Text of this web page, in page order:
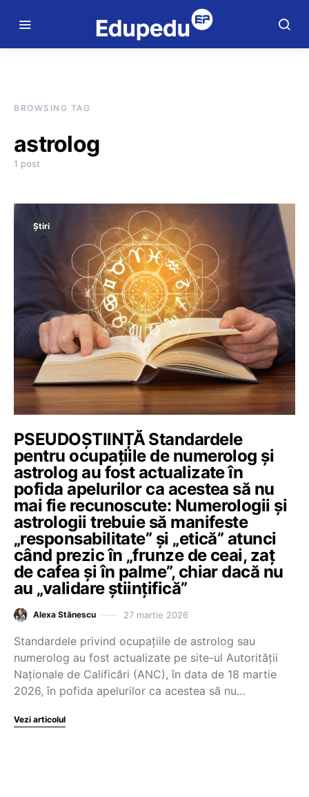
BROWSING TAG
astrolog
1 post
Știri
PSEUDOȘTIINȚĂ Standardele
pentru ocupațiile de numerolog și
astrolog au fost actualizate în
pofida apelurilor ca acestea să nu
mai fie recunoscute: Numerologii și
astrologii trebuie să manifeste
„responsabilitate” și „etică” atunci
când prezic în „frunze de ceai, zaț
de cafea și în palme”, chiar dacă nu
au „validare științifică”
Alexa Stănescu 27 martie 2026
Standardele privind ocupațiile de astrolog sau
numerolog au fost actualizate pe site-ul Autorității
Naționale de Calificări (ANC), în data de 18 martie
2026, în pofida apelurilor ca acestea să nu…
Vezi articolul